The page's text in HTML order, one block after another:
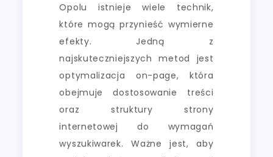
Opolu istnieje wiele technik,
które mogą przynieść wymierne
efekty. Jedną z
najskuteczniejszych metod jest
optymalizacja on-page, która
obejmuje dostosowanie treści
oraz struktury strony
internetowej do wymagań
wyszukiwarek. Ważne jest, aby